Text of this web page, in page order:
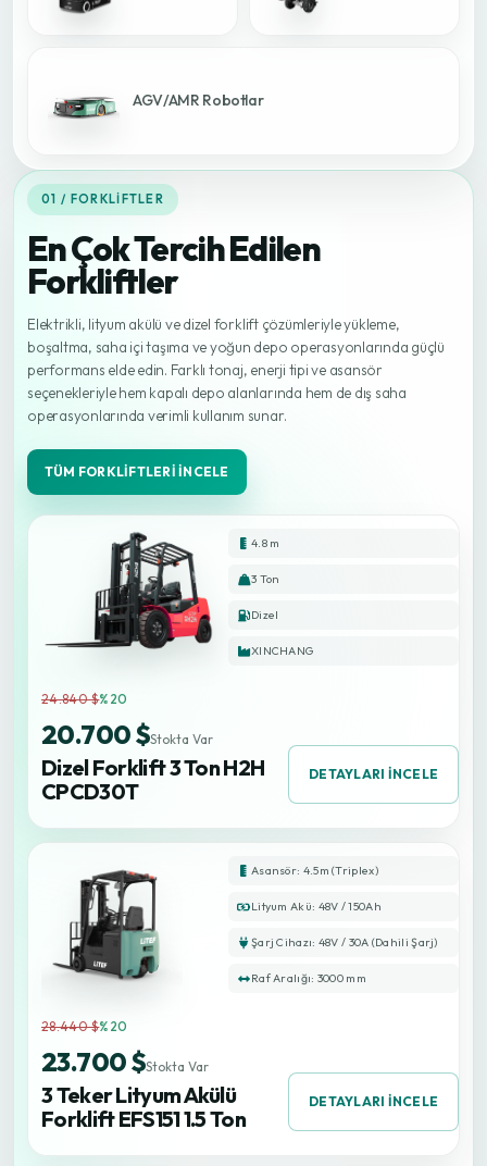
01 / FORKLIFTLER
En Çok Tercih Edilen
Forkliftler
Elektrikli, lityum akülü ve dizel forklift çözümleriyle yükleme,
boşaltma, saha içi taşıma ve yoğun depo operasyonlarında güçlü
performans elde edin. Farklı tonaj, enerji tipi ve asansör
seçenekleriyle hem kapalı depo alanlarında hem de dış saha
operasyonlarında verimli kullanım sunar.
TÜM FORKLIFTLERI İNCELE
Dizel Forklift 3 Ton H2H
CPCD30T
24.840 $%20
20.700 $Stokta Var
DETAYLARI İNCELE
4.8 m
3 Ton
Dizel
XINCHANG
3 Teker Lityum Akülü
Forklift EFS151 1.5 Ton
28.440 $%20
23.700 $Stokta Var
DETAYLARI İNCELE
Asansör: 4.5m (Triplex)
Lityum Akü: 48V / 150Ah
Şarj Cihazı: 48V / 30A (Dahili Şarj)
Raf Aralığı: 3000 mm
AGV/AMR Robotlar